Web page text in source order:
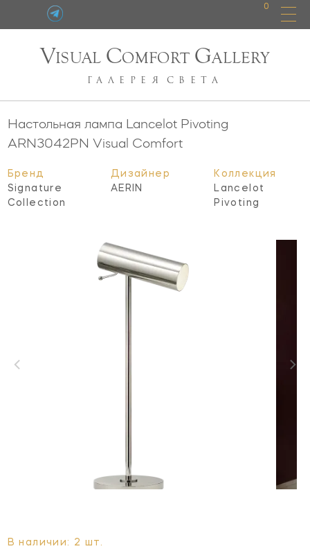
0
VISUAL COMFORT GALLERY
ГАЛЕРЕЯ СВЕТА
Настольная лампа Lancelot Pivoting
ARN3042PN Visual Comfort
Бренд
Signature
Collection
Дизайнер
AERIN
Коллекция
Lancelot
Pivoting
В наличии: 2 шт.